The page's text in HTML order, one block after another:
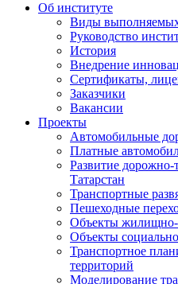
Об институте
Виды
Руководство
История
Внедрение
Сертификаты,
Заказчики
Вакансии
Проекты
Автомобильные
Платные
Развитие дорожно-
Татарстан
Транспортные
Пешеходные
Объекты жилищно-
Объекты
Транспортное
территорий
Моделирование